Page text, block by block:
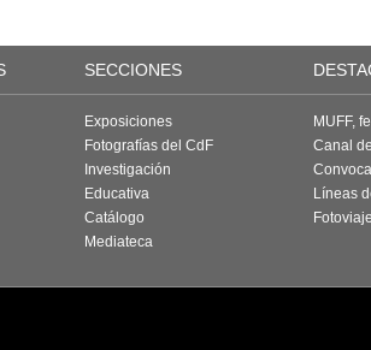
SECCIONES
Exposiciones
Fotografías del CdF
Investigación
Educativa
Catálogo
Mediateca
MUFF,
Canal
Líneas